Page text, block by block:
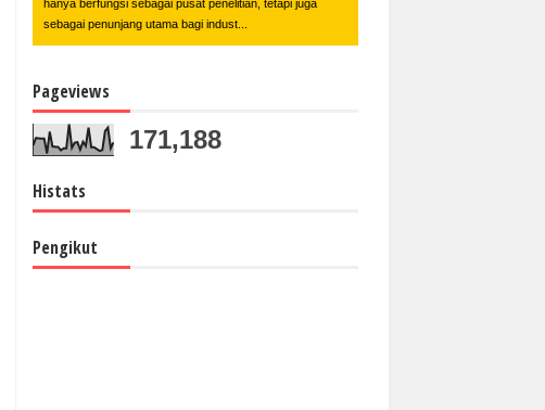
hanya berfungsi sebagai pusat penelitian, tetapi juga
sebagai penunjang utama bagi indust...
Pageviews
171,188
Histats
Pengikut